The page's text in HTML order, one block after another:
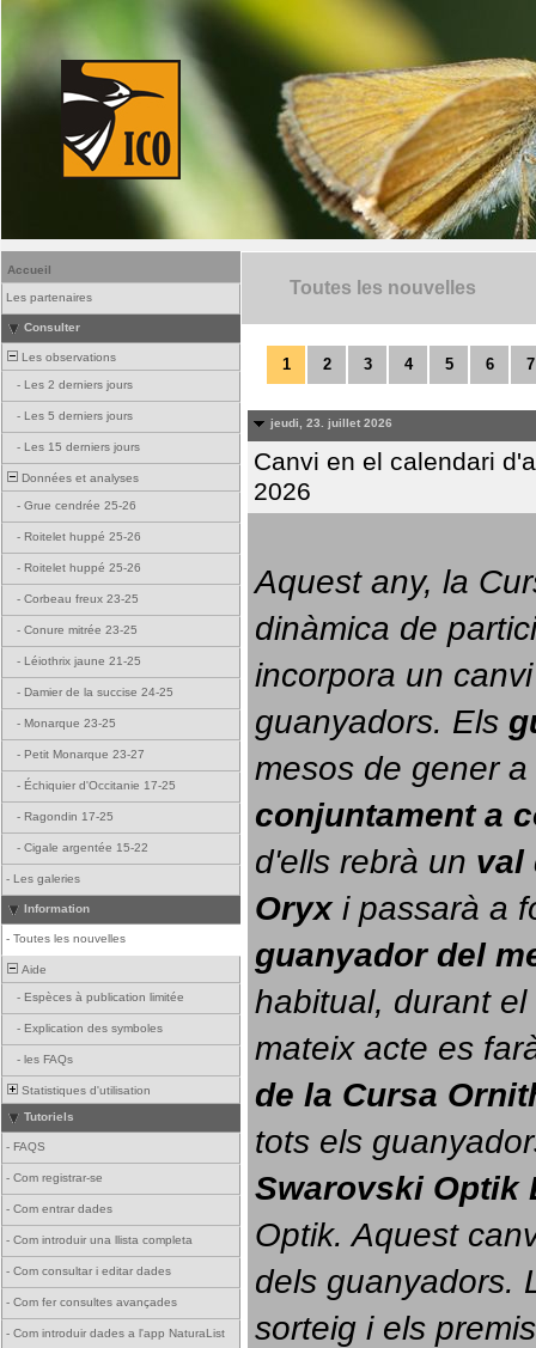
Accueil
Les partenaires
Consulter
Les observations
- Les 2 derniers jours
- Les 5 derniers jours
- Les 15 derniers jours
Données et analyses
- Grue cendrée 25-26
- Roitelet huppé 25-26
- Roitelet huppé 25-26
- Corbeau freux 23-25
- Conure mitrée 23-25
- Léiothrix jaune 21-25
- Damier de la succise 24-25
- Monarque 23-25
- Petit Monarque 23-27
- Échiquier d'Occitanie 17-25
- Ragondin 17-25
- Cigale argentée 15-22
- Les galeries
Information
- Toutes les nouvelles
Aide
- Espèces à publication limitée
- Explication des symboles
- les FAQs
Statistiques d'utilisation
Tutoriels
- FAQS
- Com registrar-se
- Com entrar dades
- Com introduir una llista completa
- Com consultar i editar dades
- Com fer consultes avançades
- Com introduir dades a l'app NaturaList
Toutes les nouvelles
1 2 3 4 5 6 7
jeudi, 23. juillet 2026
Canvi en el calendari
2026
Aquest any, la
dinàmica de
incorpora un
guanyadors. Els
conjuntament a
d'ells rebrà un val
Oryx i passarà a
guanyador del
habitual, durant el
mateix acte es
de la Cursa
tots els
Swarovski Optik
Optik. Aquest
dels guanyadors.
sorteig i els